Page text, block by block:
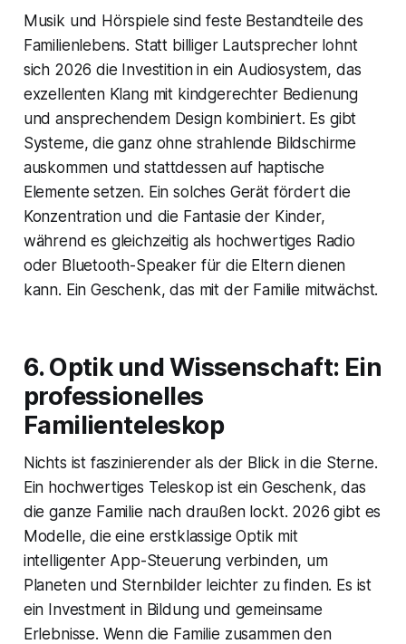
Musik und Hörspiele sind feste Bestandteile des
Familienlebens. Statt billiger Lautsprecher lohnt
sich 2026 die Investition in ein Audiosystem, das
exzellenten Klang mit kindgerechter Bedienung
und ansprechendem Design kombiniert. Es gibt
Systeme, die ganz ohne strahlende Bildschirme
auskommen und stattdessen auf haptische
Elemente setzen. Ein solches Gerät fördert die
Konzentration und die Fantasie der Kinder,
während es gleichzeitig als hochwertiges Radio
oder Bluetooth-Speaker für die Eltern dienen
kann. Ein Geschenk, das mit der Familie mitwächst.
6. Optik und Wissenschaft: Ein
professionelles
Familienteleskop
Nichts ist faszinierender als der Blick in die Sterne.
Ein hochwertiges Teleskop ist ein Geschenk, das
die ganze Familie nach draußen lockt. 2026 gibt es
Modelle, die eine erstklassige Optik mit
intelligenter App-Steuerung verbinden, um
Planeten und Sternbilder leichter zu finden. Es ist
ein Investment in Bildung und gemeinsame
Erlebnisse. Wenn die Familie zusammen den